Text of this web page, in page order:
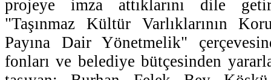
projeye imza attıklarını dile
"Taşınmaz Kültür Varlıklarının
Payına Dair Yönetmelik"
fonları ve belediye bütçesinden